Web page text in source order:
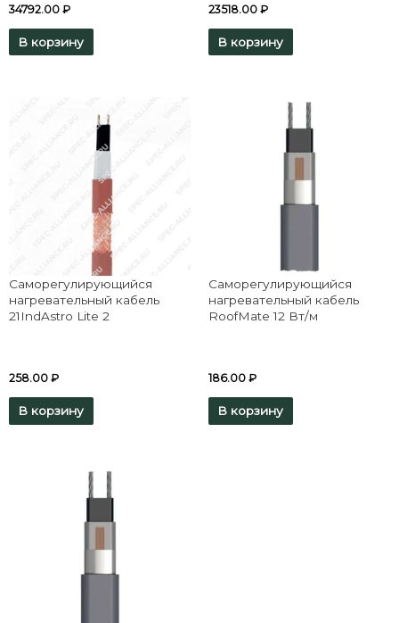
34792.00 ₽
В корзину
23518.00 ₽
В корзину
Саморегулирующийся
нагревательный кабель
21IndAstro Lite 2
258.00 ₽
В корзину
Саморегулирующийся
нагревательный кабель
RoofMate 12 Вт/м
186.00 ₽
В корзину